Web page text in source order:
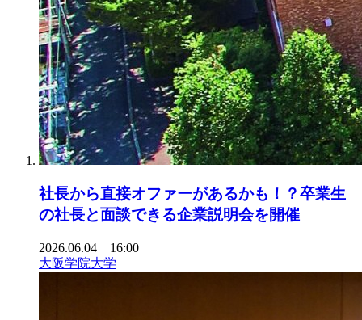
社長から直接オファーがあるかも！？卒業生
の社長と面談できる企業説明会を開催
2026.06.04 16:00
大阪学院大学